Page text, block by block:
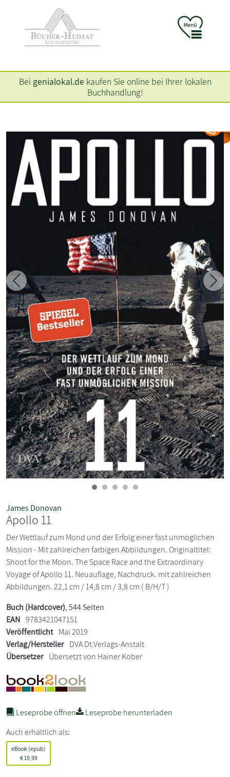
Bei genialokal.de kaufen Sie online bei Ihrer lokalen
Buchhandlung!
Zurück
James Donovan
Apollo 11
Der Wettlauf zum Mond und der Erfolg einer fast unmöglichen
Mission - Mit zahlreichen farbigen Abbildungen. Originaltitel:
Shoot for the Moon. The Space Race and the Extraordinary
Voyage of Apollo 11. Neuauflage, Nachdruck. mit zahlreichen
Abbildungen. 22,1 cm / 14,8 cm / 3,8 cm ( B/H/T )
Buch (Hardcover), 544 Seiten
EAN 9783421047151
Veröffentlicht Mai 2019
Verlag/Hersteller DVA Dt.Verlags-Anstalt
Übersetzer Übersetzt von Hainer Kober
Leseprobe öffnen
Leseprobe herunterladen
Auch erhältlich als:
eBook (epub)
€19,99